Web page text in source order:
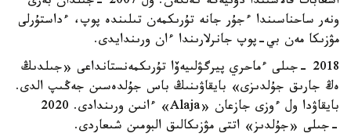
ونەر ساحناسىندا ءجۇر جانە تۇرىكمەن تىلىندە پوپ، ءداستۇرلى
مۋزىكا مەن بي-پوپ جانرلارىندا ءان ورىندايدى.
2018 -جىلى ءماحري پيرگۋلىيەۆا تۇرىكمەنستانداعى «جىلدىڭ
ەڭ جارىق جۇلدىزى» بايقاۋىنىڭ باس جۇلدەسىن جەڭىپ الدى.
بايقاۋدا ول ءوزى جازعان «Alaja» ءانىن ورىندادى. 2020
-جىلى «جۇلدىز» اتتى مۋزىكالىق البومىن شىعاردى.